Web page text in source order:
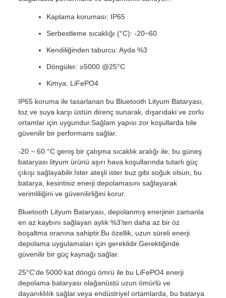
Kaplama koruması: IP65
Serbestleme sıcaklığı (°C): -20~60
Kendiliğinden taburcu: Ayda %3
Döngüler: ≥5000 @25°C
Kimya: LiFePO4
IP65 koruma ile tasarlanan bu Bluetooth Lityum Bataryası,
toz ve suya karşı üstün direnç sunarak, dışarıdaki ve zorlu
ortamlar için uygundur.Sağlam yapısı zor koşullarda bile
güvenilir bir performans sağlar.
-20 ~ 60 °C geniş bir çalışma sıcaklık aralığı ile, bu güneş
bataryası lityum ürünü aşırı hava koşullarında tutarlı güç
çıkışı sağlayabilir.İster ateşli ister buz gibi soğuk olsun, bu
batarya, kesintisiz enerji depolamasını sağlayarak
verimliliğini ve güvenilirliğini korur.
Bluetooth Lityum Bataryası, depolanmış enerjinin zamanla
en az kaybını sağlayan aylık %3'ten daha az bir öz
boşaltma oranına sahiptir.Bu özellik, uzun süreli enerji
depolama uygulamaları için gereklidir.Gerektiğinde
güvenilir bir güç kaynağı sağlar.
25°C'de 5000 kat döngü ömrü ile bu LiFePO4 enerji
depolama bataryası olağanüstü uzun ömürlü ve
dayanıklılık sağlar.veya endüstriyel ortamlarda, bu batarya